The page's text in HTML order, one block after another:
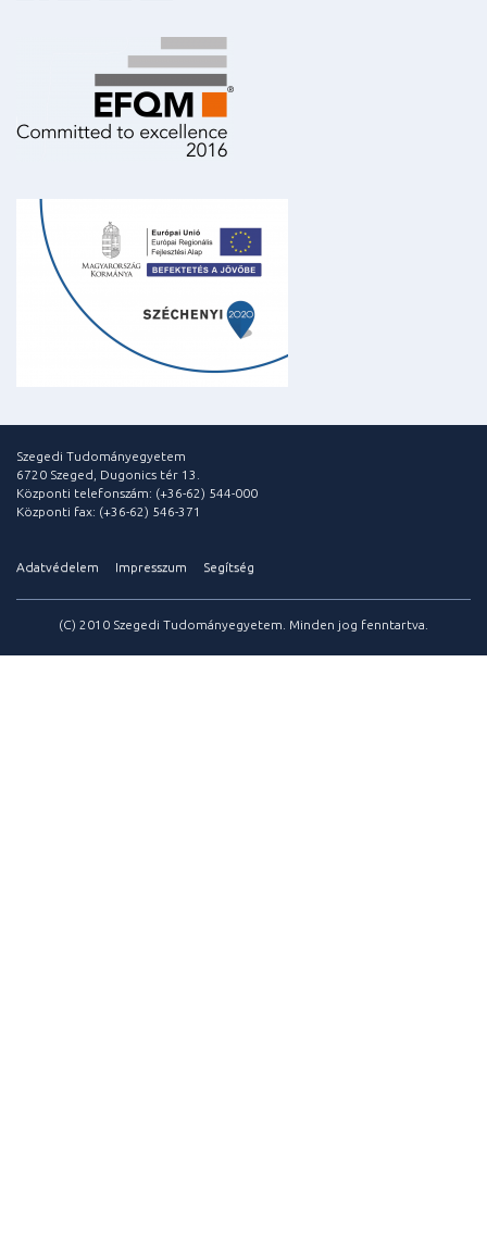
Szegedi Tudományegyetem
6720 Szeged, Dugonics tér 13.
Központi telefonszám: (+36-62) 544-000
Központi fax: (+36-62) 546-371
Adatvédelem Impresszum Segítség
(C) 2010 Szegedi Tudományegyetem. Minden jog fenntartva.